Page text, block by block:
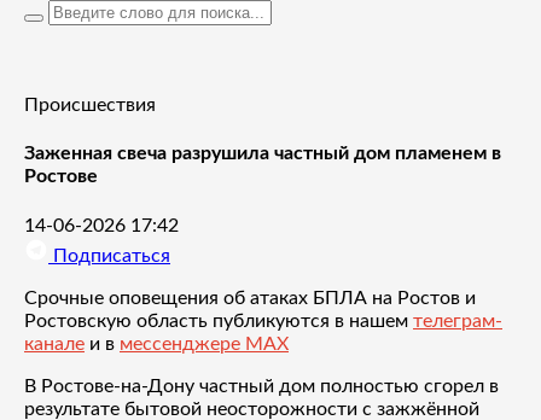
Происшествия
Заженная свеча разрушила частный дом пламенем в
Ростове
14-06-2026 17:42
Подписаться
Срочные оповещения об атаках БПЛА на Ростов и
Ростовскую область публикуются в нашем телеграм-
канале и в мессенджере MAX
В Ростове-на-Дону частный дом полностью сгорел в
результате бытовой неосторожности с зажжённой